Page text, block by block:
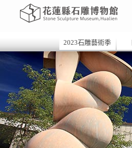
2023石雕藝術季